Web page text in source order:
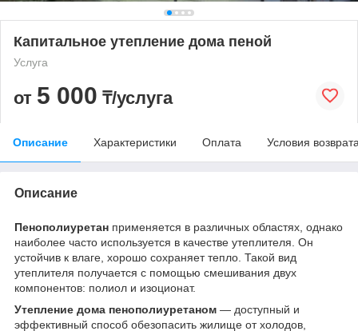
Капитальное утепление дома пеной
Услуга
от 5 000 ₸/услуга
Описание Характеристики Оплата Условия
Описание
Пенополиуретан применяется в различных областях, однако
наиболее часто используется в качестве утеплителя. Он
устойчив к влаге, хорошо сохраняет тепло. Такой вид
утеплителя получается с помощью смешивания двух
компонентов: полиол и изоционат.
Утепление дома пенополиуретаном — доступный и
эффективный способ обезопасить жилище от холодов,